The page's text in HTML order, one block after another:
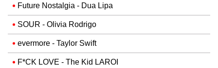
Future Nostalgia - Dua Lipa
SOUR - Olivia Rodrigo
evermore - Taylor Swift
F*CK LOVE - The Kid LAROI